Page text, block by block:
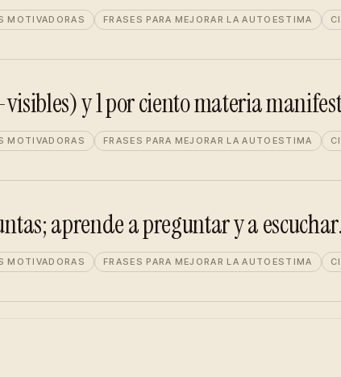
MOTIVADORAS FRASES PARA MEJORAR LA AUTOESTIMA
y 1 por ciento materia
MOTIVADORAS FRASES PARA MEJORAR LA AUTOESTIMA
aprende a preguntar y a
MOTIVADORAS FRASES PARA MEJORAR LA AUTOESTIMA